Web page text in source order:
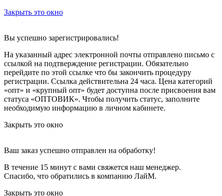
Закрыть это окно
Вы успешно зарегистрировались!
На указанный адрес электронной почты отправлено письмо с
ссылкой на подтверждение регистрации. Обязательно
перейдите по этой ссылке что бы закончить процедуру
регистрации. Ссылка действительна 24 часа. Цена категорий
«опт» и «крупный опт» будет доступна после присвоения вам
статуса «ОПТОВИК». Чтобы получить статус, заполните
необходимую информацию в личном кабинете.
Закрыть это окно
Ваш заказ успешно отправлен на обработку!
В течение 15 минут с вами свяжется наш менеджер.
Спасибо, что обратились в компанию ЛайМ.
Закрыть это окно